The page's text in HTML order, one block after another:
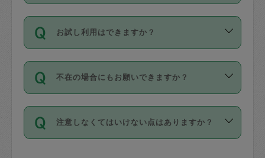
ールに記載していますので、各自の得意
を依頼してください。
ジさんが活動されています。
※テストセンターの講評は１件目のレビュ
参考
【詳細】タスカジさんの登録に際
をさせたりした場合が対象で、補償金額
す。
写真を撮り、
詳細FAQ：
損害賠償保険について教えて
す。
タスカジさんへ「募集」をかけることが
可能です。
キャンセル料には、以下の2種類がありま
す。
1. 直前キャンセル（定期、スポット契約
共通）
72時間を超える※と、以下のキャンセル
料が発生します。
お試し利用はできますか？
「お試し利用」というメニューはありま
せんが、「一回のみ」依頼を活用するこ
とによって、気に入ったタスカジさんを
まず、条件の合う気になるタスカジさ
不在の場合にもお願いできますか？
不在の場合の作業はタスカジさんの同意
が必要です。数回の依頼ののち、タスカ
ジさんと依頼者の間で十分な信頼関係が
注意しなくてはいけない点はありますか？